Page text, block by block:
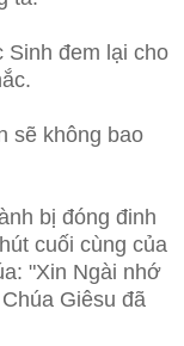
Sinh đem lại cho
sẽ không bao
bị đóng đinh
cuối cùng của
"Xin Ngài nhớ
Giêsu đã